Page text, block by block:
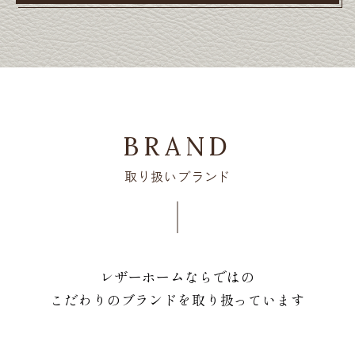
BRAND
取り扱いブランド
レザーホームならではの
こだわりのブランドを取り扱っています